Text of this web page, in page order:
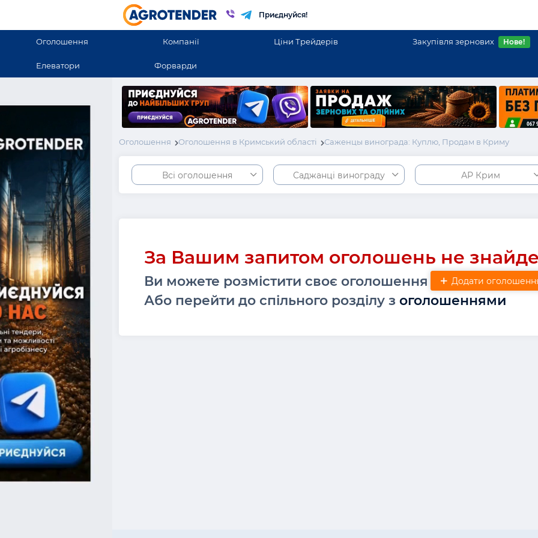
Приєднуйся!
Оголошення Компанії Ціни Трейдерів Закупівля зернових Нове!
Елеватори Форварди
Оголошення Оголошення в Кримський області Саженцы винограда: Куплю, Продам в Криму
Всі оголошення Саджанці винограду АР Крим
За Вашим запитом оголошень не
Ви можете розмістити своє оголошення Додати
Або перейти до спільного розділу з оголошеннями